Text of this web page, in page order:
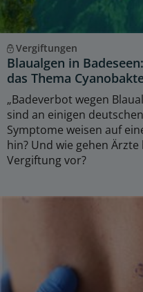
Vergiftungen
Blaualgen in
das Thema
„Badeverbot wegen
sind an einigen
Symptome weisen auf
hin? Und wie gehen
Vergiftung vor?